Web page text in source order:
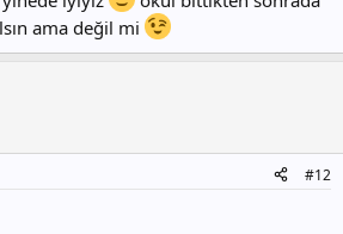
ama değil mi
#12